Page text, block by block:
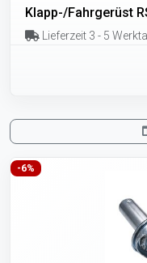
Klapp-/Fahrgerüst
Lieferzeit 3 - 5
-6%